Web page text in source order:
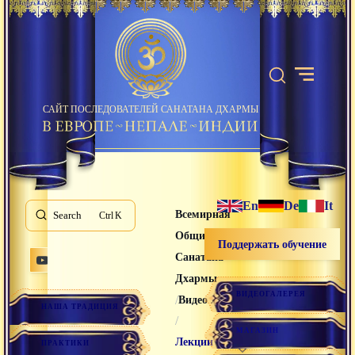
САЙТ ПОСЛЕДОВАТЕЛЕЙ САНАТАНА ДХАРМЫ
Search K
НАША ТРАДИЦИЯ
ПРАКТИКИ
Всемирная
Община
Санатана
Дхармы
/Видео лекции
/
Лекции
En De It
Поддержать обучение
ВИДЕОГАЛЕРЕЯ
МАГАЗИН